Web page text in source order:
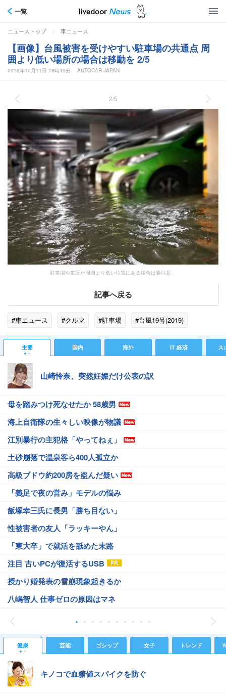
一覧
ニューストップ > 車ニュース
【画像】台風被害を受けやすい駐車場の共通点 周
囲より低い場所の場合は移動を 2/5
2019年10月11日 18時40分 AUTOCAR JAPAN
2/5
駐車場や車庫が周囲より低い位置にある場合は要注意。
記事へ戻る
#車ニュース #クルマ #駐車場 #台風19号(2019)
主要 国内 海外 IT 経済 ス
山崎怜奈、突然妊娠だけ公表の訳
母を踏みつけ死なせたか 58歳男
海上自衛隊の生々しい映像が物議
江別暴行の主犯格「やってねぇ」
土砂崩落で温泉客ら400人孤立か
高級ブドウ約200房を盗んだ疑い
「義足で夜の営み」モデルの悩み
飯塚幸三氏に長男「勝ち目ない」
性被害者の友人「ラッキーやん」
「東大卒」で就活を舐めた末路
注目 古いPCが復活するUSB
授かり婚発表の雪崩現象起きるか
八嶋智人 仕事ゼロの原因はマネ
健康 芸能 ゴシップ 女子 トレンド
キノコで血糖値スパイクを防ぐ